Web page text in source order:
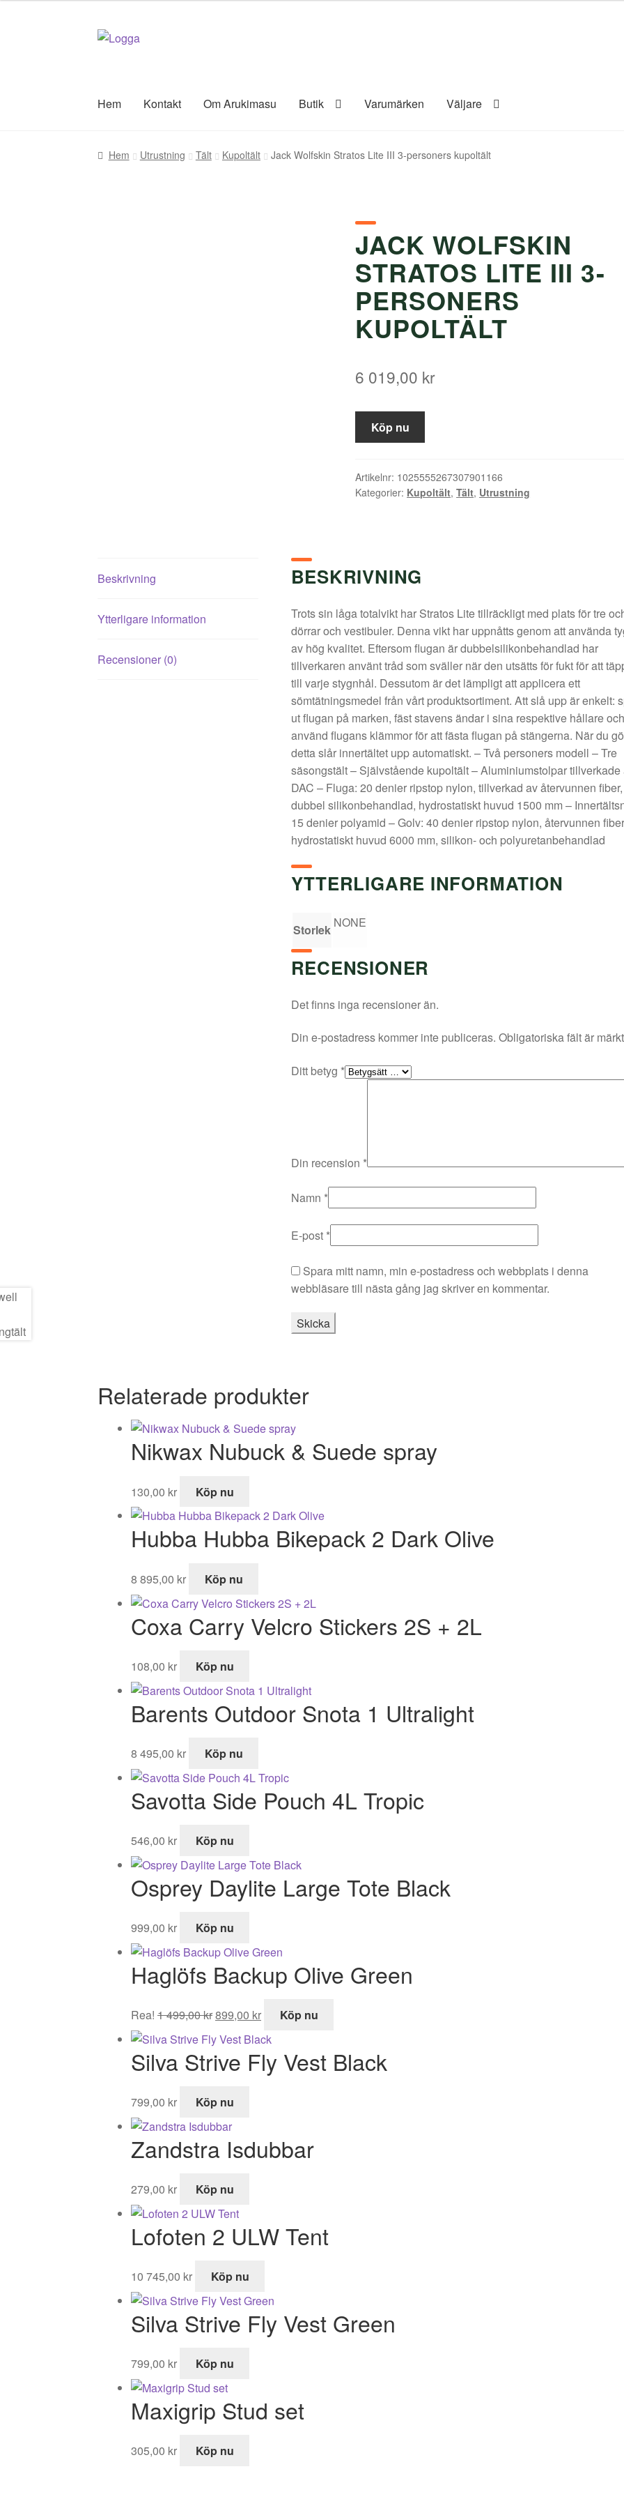
Hoppa
Hoppa
Hem
Kontakt Om Arukimasu Butik Varumärken Väljare
Hem Utrustning Tält Kupoltält Jack Wolfskin Stratos Lite III 3-personers kupoltält
JACK WOLFSKIN
STRATOS LITE III 3-
PERSONERS
KUPOLTÄLT
6 019,00 kr
Köp nu
Artikelnr: 1025555267307901166
Kategorier: Kupoltält,Tält, Utrustning
Beskrivning
Ytterligare information
Recensioner (0)
BESKRIVNING
Trots sin låga totalvikt har Stratos Lite tillräckligt med plats för tre
dörrar och vestibuler. Denna vikt har uppnåtts genom att använda
av hög kvalitet. Eftersom flugan är dubbelsilikonbehandlad har
tillverkaren använt tråd som sväller när den utsätts för fukt för att
till varje stygnhål. Dessutom är det lämpligt att applicera ett
sömtätningsmedel från vårt produktsortiment. Att slå upp är enkelt:
ut flugan på marken, fäst stavens ändar i sina respektive hållare och
använd flugans klämmor för att fästa flugan på stängerna. När du
detta slår innertältet upp automatiskt. – Två personers modell – Tre
säsongstält – Självstående kupoltält – Aluminiumstolpar tillverkade
DAC – Fluga: 20 denier ripstop nylon, tillverkad av återvunnen fiber,
dubbel silikonbehandlad, hydrostatiskt huvud 1500 mm –
15 denier polyamid – Golv: 40 denier ripstop nylon, återvunnen
hydrostatiskt huvud 6000 mm, silikon- och polyuretanbehandlad
YTTERLIGARE INFORMATION
Storlek NONE
RECENSIONER
Det finns inga recensioner än.
Din e-postadress kommer inte publiceras. Obligatoriska fält är
Ditt betyg *
Din recension *
Namn *
E-post *
Spara mitt namn, min e-postadress och webbplats i denna
webbläsare till nästa gång jag skriver en kommentar.
Relaterade produkter
Nikwax Nubuck & Suede spray
130,00 kr Köp nu
Hubba Hubba Bikepack 2 Dark Olive
8 895,00 kr Köp nu
Coxa Carry Velcro Stickers 2S + 2L
108,00 kr Köp nu
Barents Outdoor Snota 1 Ultralight
8 495,00 kr Köp nu
Savotta Side Pouch 4L Tropic
546,00 kr Köp nu
Osprey Daylite Large Tote Black
999,00 kr Köp nu
Haglöfs Backup Olive Green
Rea! 1 499,00kr
ursprungliga
priset
var:
899,00 kr
nuvarande
priset
är:
899,00 kr.
Köp nu
Silva Strive Fly Vest Black
799,00 kr Köp nu
Zandstra Isdubbar
279,00 kr Köp nu
Lofoten 2 ULW Tent
10 745,00 kr Köp nu
Silva Strive Fly Vest Green
799,00 kr Köp nu
Maxigrip Stud set
305,00 kr Köp nu